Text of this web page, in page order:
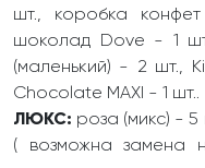
шт., коробка
шоколад Dove - 1
(маленький) - 2 шт.,
Chocolate MAXI - 1 шт..
ЛЮКС: роза (микс) - 5
( возможна замена